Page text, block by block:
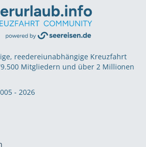
reedereiunabhängige Kreuzfahrt
Mitgliedern und über 2 Millionen
- 2026